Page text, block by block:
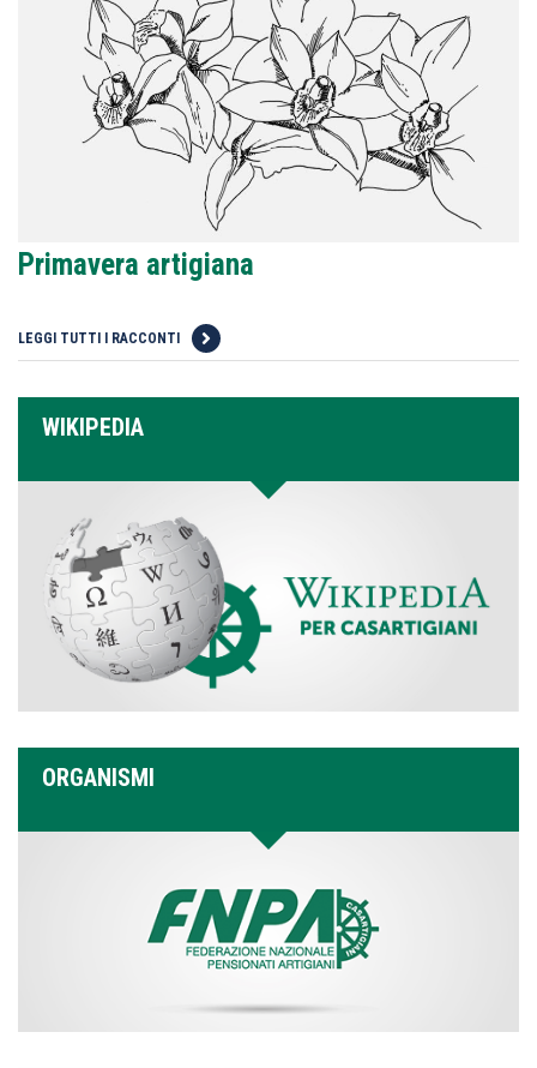
Primavera artigiana
LEGGI TUTTI I RACCONTI
WIKIPEDIA
ORGANISMI